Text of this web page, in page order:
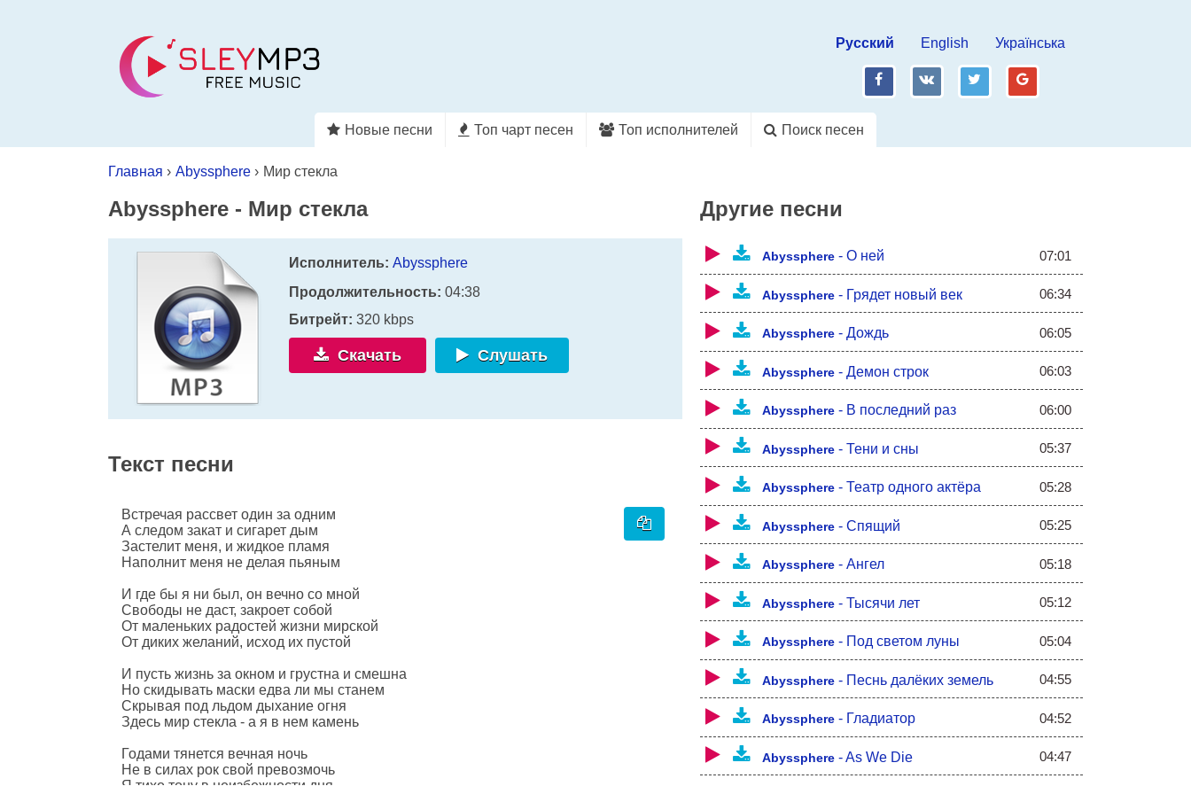
Русский English Українська
fb vk tw gp
Новые песни Топ чарт песен Топ исполнителей Поиск песен
Главная › Abyssphere › Мир стекла
Abyssphere - Мир стекла
Исполнитель: Abyssphere
Продолжительность: 04:38
Битрейт: 320 kbps
Скачать Слушать
Текст песни
Встречая рассвет один за одним
А следом закат и сигарет дым
Застелит меня, и жидкое пламя
Наполнит меня не делая пьяным
И где бы я ни был, он вечно со мной
Свободы не даст, закроет собой
От маленьких радостей жизни мирской
От диких желаний, исход их пустой
И пусть жизнь за окном и грустна и смешна
Но скидывать маски едва ли мы станем
Скрывая под льдом дыхание огня
Здесь мир стекла - а я в нем камень
Годами тянется вечная ночь
Не в силах рок свой превозмочь
Я тихо тону в неизбежности дня
Другие песни
Abyssphere - О ней 07:01
Abyssphere - Грядет новый век 06:34
Abyssphere - Дождь 06:05
Abyssphere - Демон строк 06:03
Abyssphere - В последний раз 06:00
Abyssphere - Тени и сны 05:37
Abyssphere - Театр одного актёра 05:28
Abyssphere - Спящий 05:25
Abyssphere - Ангел 05:18
Abyssphere - Тысячи лет 05:12
Abyssphere - Под светом луны 05:04
Abyssphere - Песнь далёких земель 04:55
Abyssphere - Гладиатор 04:52
Abyssphere -As We Die 04:47